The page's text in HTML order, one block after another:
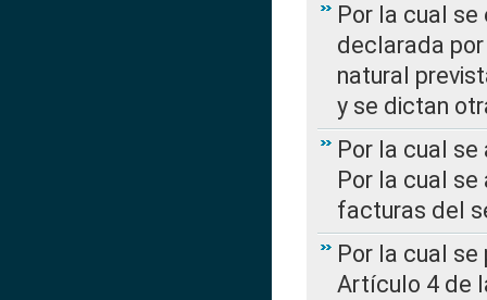
Por la cual
declarada
natural
y se dictan
Por la cual se
Por la cual
facturas del
Por la cual
Artículo 4 de